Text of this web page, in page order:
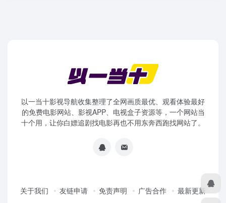
以一当十影视导航收集整理了全网画质最优、观看体验最好
的免费电影网站、影视APP、电视盒子资源等，一个网站当
十个用，让你白嫖追剧找电影再也不用东奔西跑找网站了。
关于我们 友链申请 免责声明 广告合作 最新更新